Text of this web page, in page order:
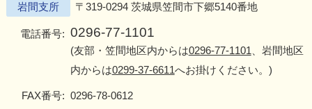
岩間支所 〒319-0294 茨城県笠間市下郷5140番地
電話番号: 0296-77-1101
(友部・笠間地区内からは0296-77-1101 、岩間地区
内からは0299-37-6611へお掛けください。)
FAX番号: 0296-78-0612